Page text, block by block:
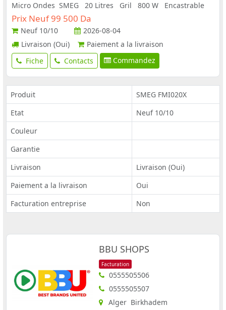
Micro Ondes SMEG 20 Litres Gril 800 W Encastrable
Prix Neuf 99 500 Da
Neuf 10/10
2026-08-04
Livraison (Oui)
Paiement a la livraison
Fiche
Contacts Commandez
Produit
SMEG FMI020X
Etat
Neuf 10/10
Couleur
Garantie
Livraison
Livraison (Oui)
Paiement a la livraison
Oui
Facturation entreprise
Non
BBU SHOPS
Facturation
0555505506
0555505507
Alger Birkhadem